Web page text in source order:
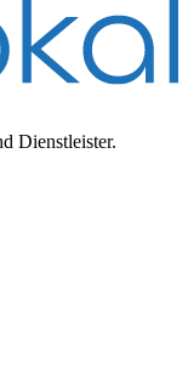
Dienstleister.